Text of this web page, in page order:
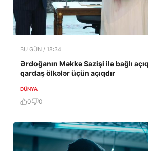
BU GÜN / 18:34
Ərdoğanın Məkkə Sazişi ilə bağlı
qardaş ölkələr üçün açıqdır
DÜNYA
0 0